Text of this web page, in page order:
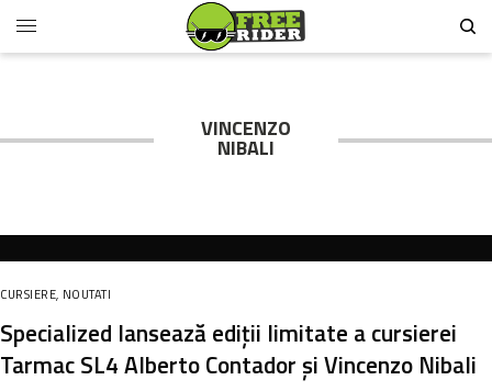
VINCENZO
NIBALI
CURSIERE, NOUTATI
Specialized lansează ediții limitate a cursierei
Tarmac SL4 Alberto Contador și Vincenzo Nibali